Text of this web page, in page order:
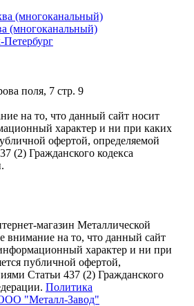
(многоканальный)
(многоканальный)
Петербург
поля, 7 стр. 9
на то, что данный сайт носит
характер и ни при каких
офертой, определяемой
(2) Гражданского кодекса
магазин Металлической
внимание на то, что данный сайт
характер и ни при
публичной офертой,
Статьи 437 (2) Гражданского
Политика
"Металл-Завод"